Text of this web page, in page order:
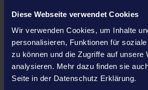
Diese Webseite verwendet Cookies
Wir verwenden Cookies, um Inhalte
personalisieren, Funktionen für
zu können und die Zugriffe auf unsere
analysieren. Mehr dazu finden sie
Seite in der Datenschutz Erklärung.
Details
Systemanforderungen
Betriebssystem: Windows 7/8/10